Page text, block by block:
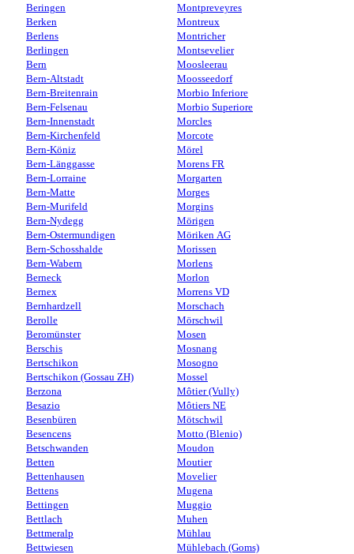
Beringen
Berken
Berlens
Berlingen
Bern
Bern-Altstadt
Bern-Breitenrain
Bern-Felsenau
Bern-Innenstadt
Bern-Kirchenfeld
Bern-Köniz
Bern-Länggasse
Bern-Lorraine
Bern-Matte
Bern-Murifeld
Bern-Nydegg
Bern-Ostermundigen
Bern-Schosshalde
Bern-Wabern
Berneck
Bernex
Bernhardzell
Berolle
Beromünster
Berschis
Bertschikon
Bertschikon (Gossau ZH)
Berzona
Besazio
Besenbüren
Besencens
Betschwanden
Betten
Bettenhausen
Bettens
Bettingen
Bettlach
Bettmeralp
Bettwiesen
Montpreveyres
Montreux
Montricher
Montsevelier
Moosleerau
Moosseedorf
Morbio Inferiore
Morbio Superiore
Morcles
Morcote
Mörel
Morens FR
Morgarten
Morges
Morgins
Mörigen
Möriken AG
Morissen
Morlens
Morlon
Morrens VD
Morschach
Mörschwil
Mosen
Mosnang
Mosogno
Mossel
Môtier (Vully)
Môtiers NE
Mötschwil
Motto (Blenio)
Moudon
Moutier
Movelier
Mugena
Muggio
Muhen
Mühlau
Mühlebach (Goms)